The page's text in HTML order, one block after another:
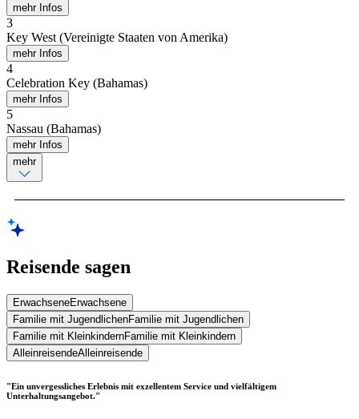
mehr Infos
3
Key West (Vereinigte Staaten von Amerika)
mehr Infos
4
Celebration Key (Bahamas)
mehr Infos
5
Nassau (Bahamas)
mehr Infos
mehr
Reisende sagen
ErwachseneErwachsene
Familie mit JugendlichenFamilie mit Jugendlichen
Familie mit KleinkindernFamilie mit Kleinkindern
AlleinreisendeAlleinreisende
"Ein unvergessliches Erlebnis mit exzellentem Service und vielfältigem
Unterhaltungsangebot."